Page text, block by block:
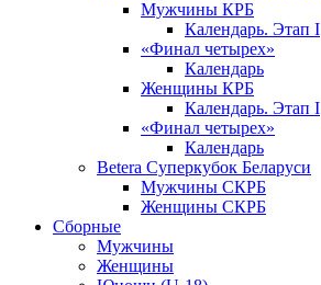
Мужчины КРБ
Календарь. Этап I
«Финал четырех»
Календарь
Женщины КРБ
Календарь. Этап I
«Финал четырех»
Календарь
Betera Суперкубок Беларуси
Мужчины СКРБ
Женщины СКРБ
Сборные
Мужчины
Женщины